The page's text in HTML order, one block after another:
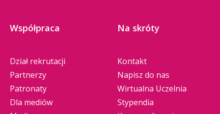
Współpraca
Dział rekrutacji
Partnerzy
Patronaty
Dla mediów
Na skróty
Kontakt
Napisz do nas
Wirtualna Uczelnia
Stypendia